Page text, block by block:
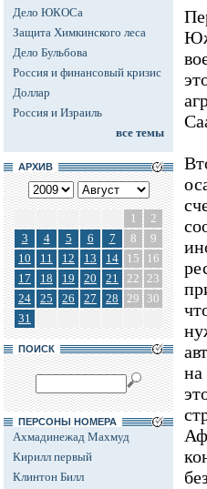
Дело ЮКОСа
Защита Химкинского леса
Дело Бульбова
Россия и финансовый кризис
Доллар
Россия и Израиль
все темы
АРХИВ
1
2
3
4 5 6 7 8
9
10
11 12 13 14 15
16
17
18 19 20 21 22 23
24
25 26 27 28 29
30
31
ПОИСК
ПЕРСОНЫ НОМЕРА
Ахмадинежад Махмуд
Кирилл первый
Клинтон Билл
на